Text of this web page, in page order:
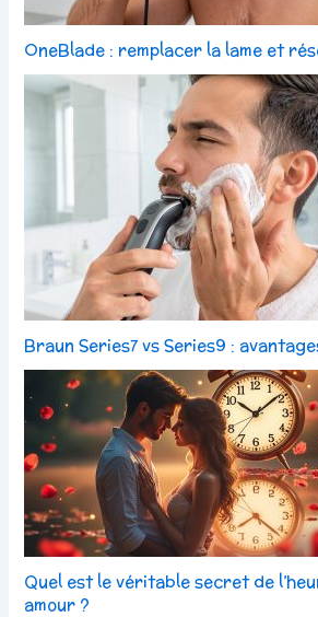
OneBlade : remplacer la lame et
Braun Series7 vs Series9 :
Quel est le véritable secret de
amour ?